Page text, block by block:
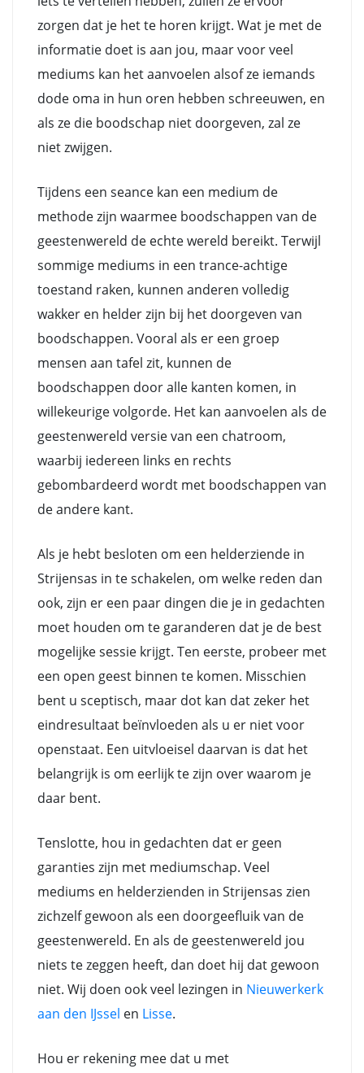
zorgen dat je het te horen krijgt. Wat je met de
informatie doet is aan jou, maar voor veel
mediums kan het aanvoelen alsof ze iemands
dode oma in hun oren hebben schreeuwen, en
als ze die boodschap niet doorgeven, zal ze
niet zwijgen.
Tijdens een seance kan een medium de
methode zijn waarmee boodschappen van de
geestenwereld de echte wereld bereikt. Terwijl
sommige mediums in een trance-achtige
toestand raken, kunnen anderen volledig
wakker en helder zijn bij het doorgeven van
boodschappen. Vooral als er een groep
mensen aan tafel zit, kunnen de
boodschappen door alle kanten komen, in
willekeurige volgorde. Het kan aanvoelen als de
geestenwereld versie van een chatroom,
waarbij iedereen links en rechts
gebombardeerd wordt met boodschappen van
de andere kant.
Als je hebt besloten om een helderziende in
Strijensas in te schakelen, om welke reden dan
ook, zijn er een paar dingen die je in gedachten
moet houden om te garanderen dat je de best
mogelijke sessie krijgt. Ten eerste, probeer met
een open geest binnen te komen. Misschien
bent u sceptisch, maar dot kan dat zeker het
eindresultaat beïnvloeden als u er niet voor
openstaat. Een uitvloeisel daarvan is dat het
belangrijk is om eerlijk te zijn over waarom je
daar bent.
Tenslotte, hou in gedachten dat er geen
garanties zijn met mediumschap. Veel
mediums en helderzienden in Strijensas zien
zichzelf gewoon als een doorgeefluik van de
geestenwereld. En als de geestenwereld jou
niets te zeggen heeft, dan doet hij dat gewoon
niet. Wij doen ook veel lezingen in Nieuwerkerk
aan den IJssel en Lisse.
Hou er rekening mee dat u met